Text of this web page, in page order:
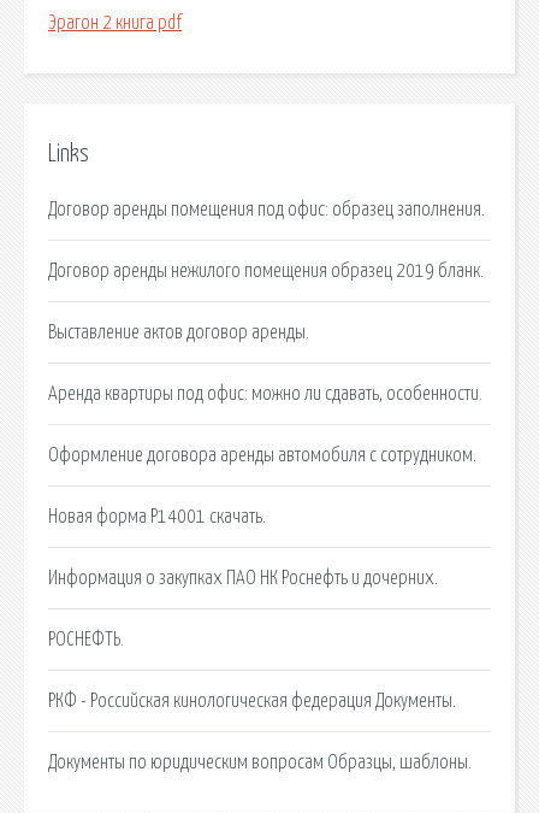
Эрагон 2 книга pdf
Links
Договор аренды помещения под офис: образец заполнения.
Договор аренды нежилого помещения образец 2019 бланк.
Выставление актов договор аренды.
Аренда квартиры под офис: можно ли сдавать, особенности.
Оформление договора аренды автомобиля с сотрудником.
Новая форма Р14001 скачать.
Информация о закупках ПАО НК Роснефть и дочерних.
РОСНЕФТЬ.
РКФ - Российская кинологическая федерация Документы.
Документы по юридическим вопросам Образцы, шаблоны.